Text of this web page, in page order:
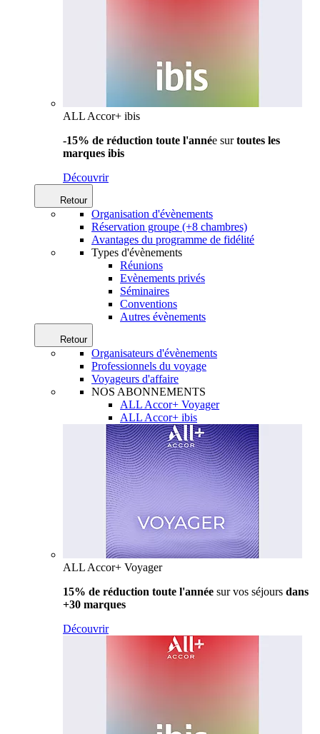
ALL Accor+ ibis
-15% de réduction toute l'année surtoutes les
marques ibis
Découvrir
Retour
Organisation d'évènements
Réservation groupe (+8 chambres)
Avantages du programme de fidélité
Types d'évènements
Réunions
Evènements privés
Séminaires
Conventions
Autres évènements
Retour
Organisateurs d'évènements
Professionnels du voyage
Voyageurs d'affaire
NOS ABONNEMENTS
ALL Accor+ Voyager
ALL Accor+ ibis
ALL Accor+ Voyager
15% de réduction toute l'année sur vos séjours dans
+30 marques
Découvrir